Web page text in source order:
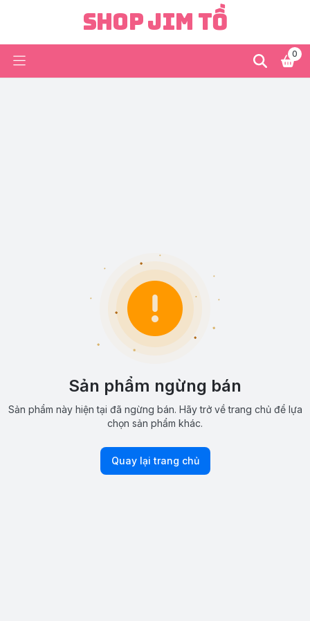
Shop Jim Tồ
0
Sản phẩm ngừng bán
Sản phẩm này hiện tại đã ngừng bán. Hãy trở về trang chủ để lựa
chọn sản phẩm khác.
Quay lại trang chủ